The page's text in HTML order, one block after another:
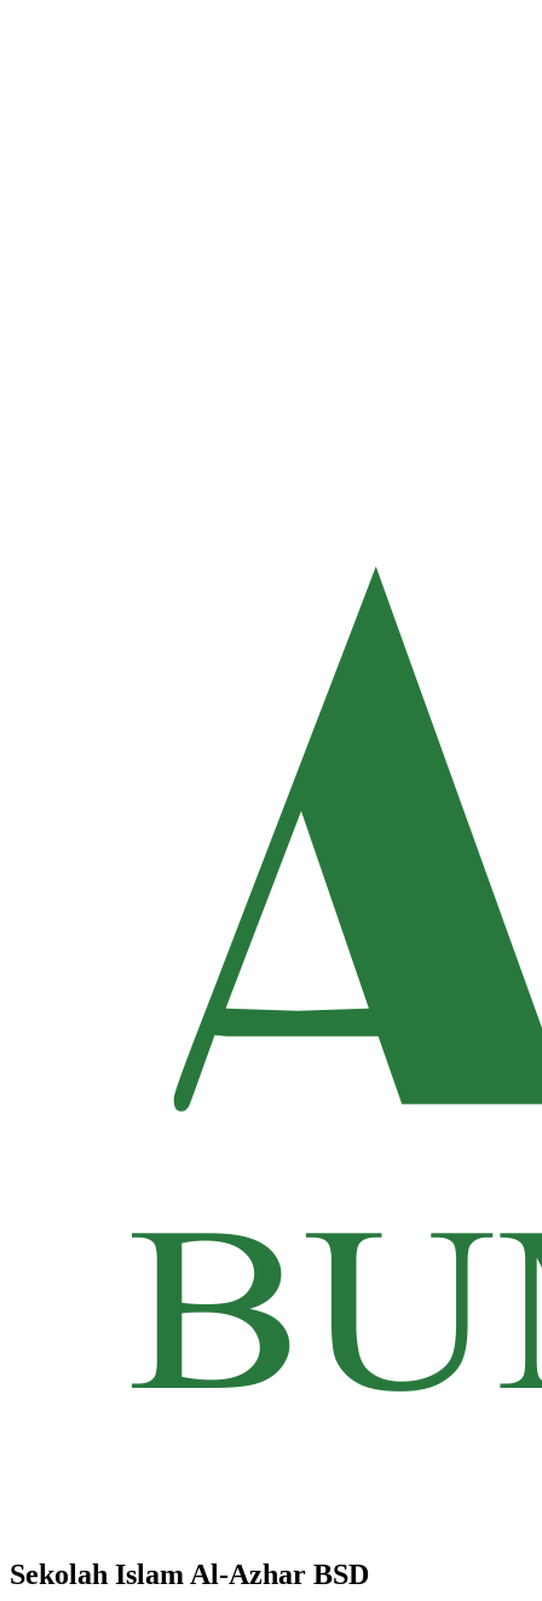
Sekolah Islam Al-Azhar BSD